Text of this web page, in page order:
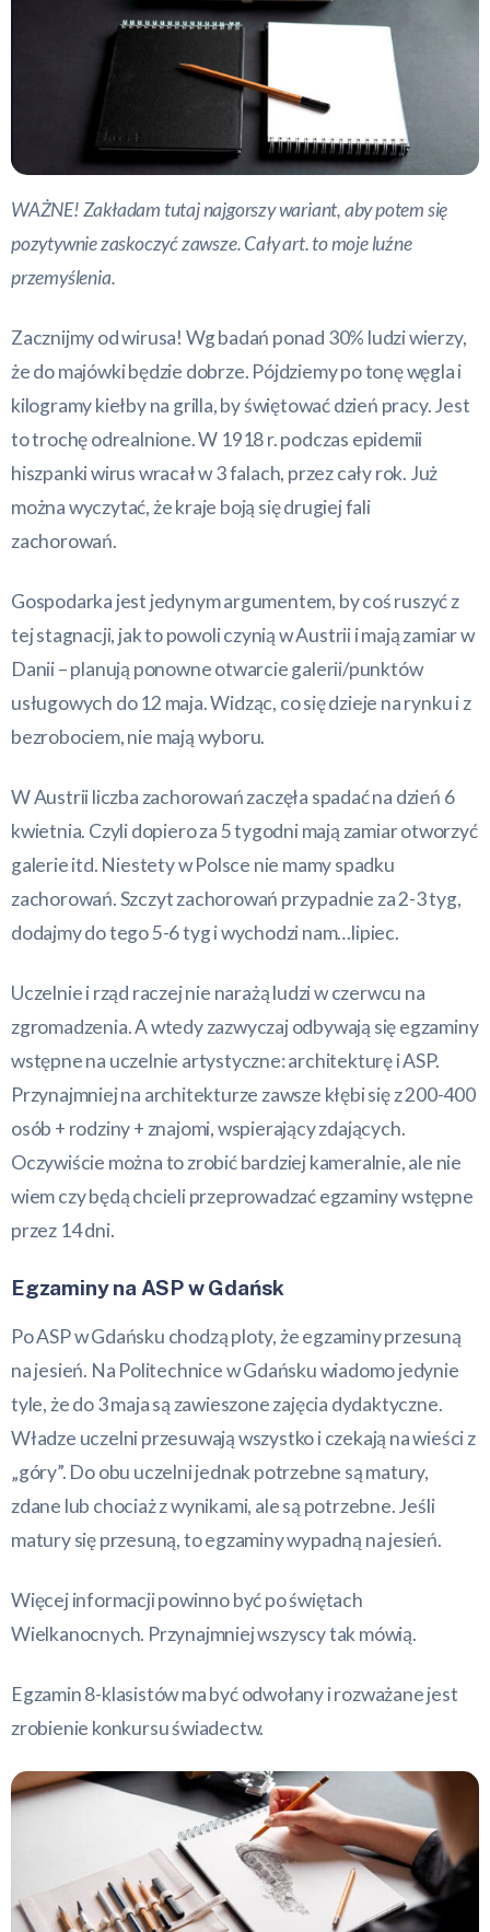
WAŻNE! Zakładam tutaj najgorszy wariant, aby potem się
pozytywnie zaskoczyć zawsze. Cały art. to moje luźne
przemyślenia.
Zacznijmy od wirusa! Wg badań ponad 30% ludzi wierzy,
że do majówki będzie dobrze. Pójdziemy po tonę węgla i
kilogramy kiełby na grilla, by świętować dzień pracy. Jest
to trochę odrealnione. W 1918 r. podczas epidemii
hiszpanki wirus wracał w 3 falach, przez cały rok. Już
można wyczytać, że kraje boją się drugiej fali
zachorowań.
Gospodarka jest jedynym argumentem, by coś ruszyć z
tej stagnacji, jak to powoli czynią w Austrii i mają zamiar w
Danii – planują ponowne otwarcie galerii/punktów
usługowych do 12 maja. Widząc, co się dzieje na rynku i z
bezrobociem, nie mają wyboru.
W Austrii liczba zachorowań zaczęła spadać na dzień 6
kwietnia. Czyli dopiero za 5 tygodni mają zamiar otworzyć
galerie itd. Niestety w Polsce nie mamy spadku
zachorowań. Szczyt zachorowań przypadnie za 2-3 tyg,
dodajmy do tego 5-6 tyg i wychodzi nam…lipiec.
Uczelnie i rząd raczej nie narażą ludzi w czerwcu na
zgromadzenia. A wtedy zazwyczaj odbywają się egzaminy
wstępne na uczelnie artystyczne: architekturę i ASP.
Przynajmniej na architekturze zawsze kłębi się z 200-400
osób + rodziny + znajomi, wspierający zdających.
Oczywiście można to zrobić bardziej kameralnie, ale nie
wiem czy będą chcieli przeprowadzać egzaminy wstępne
przez 14 dni.
Egzaminy na ASP w Gdańsk
Po ASP w Gdańsku chodzą ploty, że egzaminy przesuną
na jesień. Na Politechnice w Gdańsku wiadomo jedynie
tyle, że do 3 maja są zawieszone zajęcia dydaktyczne.
Władze uczelni przesuwają wszystko i czekają na wieści z
„góry”. Do obu uczelni jednak potrzebne są matury,
zdane lub chociaż z wynikami, ale są potrzebne. Jeśli
matury się przesuną, to egzaminy wypadną na jesień.
Więcej informacji powinno być po świętach
Wielkanocnych. Przynajmniej wszyscy tak mówią.
Egzamin 8-klasistów ma być odwołany i rozważane jest
zrobienie konkursu świadectw.